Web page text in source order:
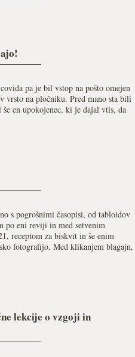
pa je bil vstop na pošto omejen
vrsto na pločniku. Pred mano sta bili
en upokojenec, ki je dajal vtis, da
s pogrošnimi časopisi, od tabloidov
po eni reviji in med setvenim
receptom za biskvit in še enim
fotografijo. Med klikanjem blagajn,
lekcije o vzgoji in